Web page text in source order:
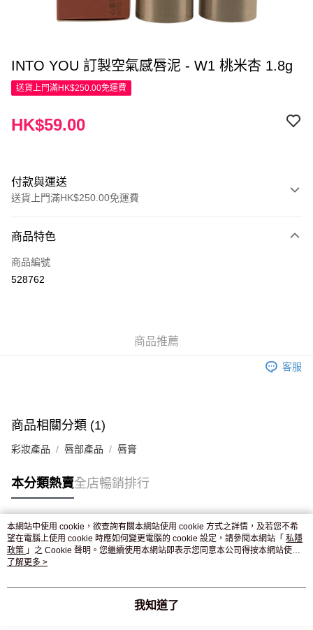
INTO YOU 訂製空氣感唇泥 - W1 桃米杏 1.8g
送貨上門滿HK$250.00免運費
HK$59.00
付款與運送
送貨上門滿HK$250.00免運費
信用卡
Apple Pay
付款後門市自取，訂單確認後2-4個工作天到店，7天內取。逾期後
商品特色
商品編號
528762
商品推薦
客服
商品相關分類 (1)
彩妝產品 唇部產品 唇膏
本分類熱賣全店暢銷排行
熱門標籤
熱銷排行
本網站中使用 cookie，欲查詢有關本網站使用 cookie 方式之詳情，及若您不希
望在電腦上使用 cookie 時應如何變更電腦的 cookie 設定，請參閱本網站「 私隱
政策 」之 Cookie 聲明。您繼續使用本網站即表示您同意本公司得按本網站使用
條款之 Cookie 聲明使用 cookie。
了解更多 >
我知道了